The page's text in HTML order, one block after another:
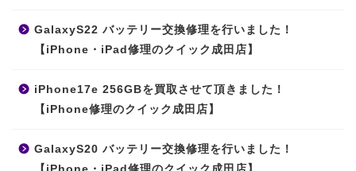
GalaxyS22 バッテリー交換修理を行いました！
【iPhone・iPad修理のクイック成田店】
iPhone17e 256GBを買取させて頂きました！
【iPhone修理のクイック成田店】
GalaxyS20 バッテリー交換修理を行いました！